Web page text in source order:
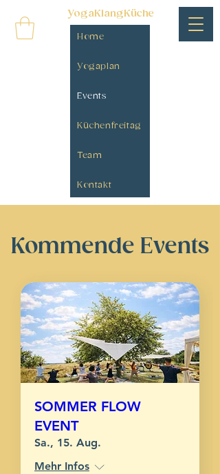
Home
Yogaplan
Events
Küchenfreitag
Team
Kontakt
YogaKlangKüche
​Kommende Events
SOMMER FLOW
EVENT
Sa., 15. Aug.
Mehr Infos